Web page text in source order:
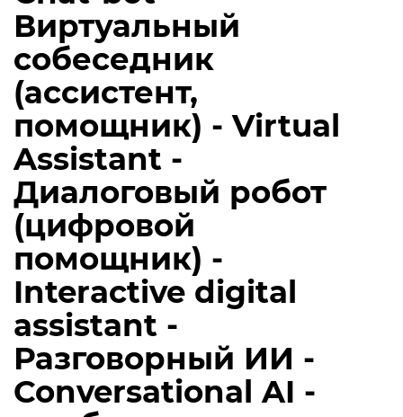
Виртуальный
собеседник
(ассистент,
помощник) - Virtual
Assistant -
Диалоговый робот
(цифровой
помощник) -
Interactive digital
assistant -
Разговорный ИИ -
Conversational AI -